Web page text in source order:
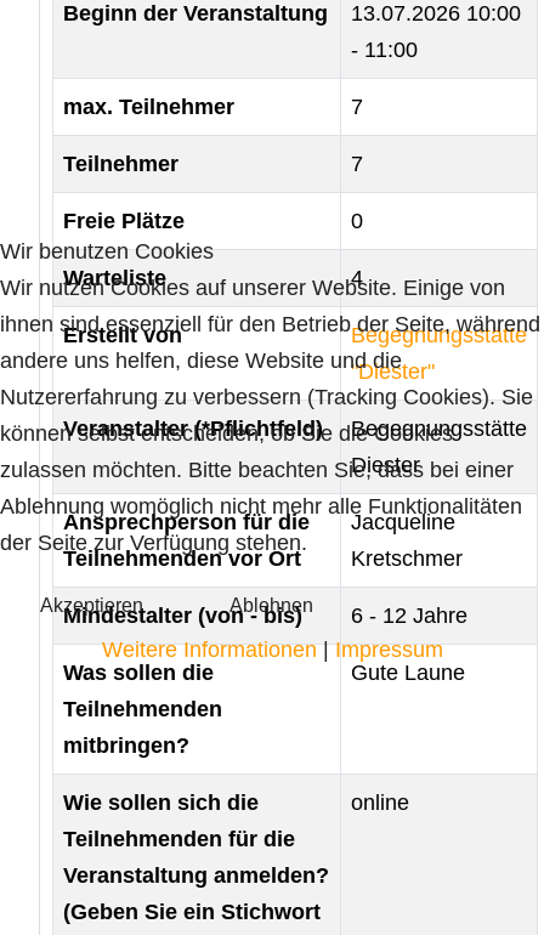
Beginn der Veranstaltung 13.07.2026 10:00
- 11:00
max. Teilnehmer 7
Teilnehmer 7
Freie Plätze 0
Warteliste 4
Erstellt von
Begegnungsstätte
"Diester"
Veranstalter (*Pflichtfeld)
Begegnungsstätte
Diester
Ansprechperson für die
Teilnehmenden vor Ort
Jacqueline
Kretschmer
Mindestalter (von - bis) 6 - 12 Jahre
Was sollen die
Teilnehmenden
mitbringen?
Gute Laune
Wie sollen sich die
Teilnehmenden für die
Veranstaltung anmelden?
(Geben Sie ein Stichwort
online
Wir benutzen Cookies
Wir nutzen Cookies auf unserer Website. Einige von
ihnen sind essenziell für den Betrieb der Seite, während
andere uns helfen, diese Website und die
Nutzererfahrung zu verbessern (Tracking Cookies). Sie
können selbst entscheiden, ob Sie die Cookies
zulassen möchten. Bitte beachten Sie, dass bei einer
Ablehnung womöglich nicht mehr alle Funktionalitäten
der Seite zur Verfügung stehen.
Akzeptieren Ablehnen
Weitere Informationen|Impressum